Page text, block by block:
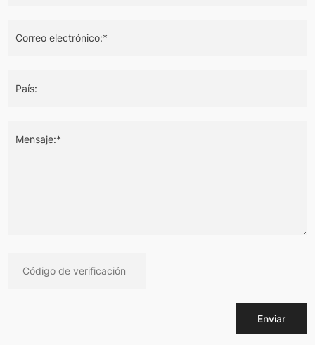
Correo electrónico:*
País:
Mensaje:*
Enviar